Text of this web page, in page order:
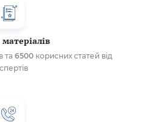
та 6500корисних статей від